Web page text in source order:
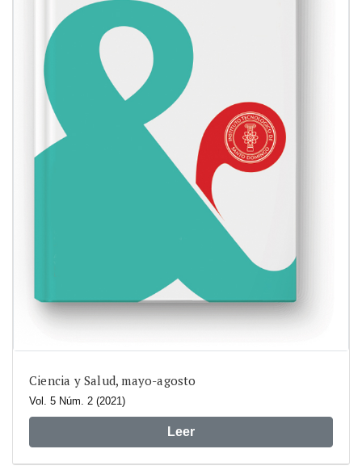
Ciencia y Salud, mayo-agosto
Vol. 5 Núm. 2 (2021)
Leer